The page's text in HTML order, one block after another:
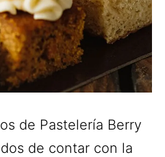
de Pastelería Berry
de contar con la